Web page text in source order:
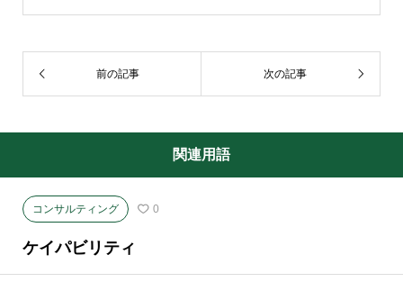
前の記事 次の記事
関連用語
コンサルティング 0
ケイパビリティ